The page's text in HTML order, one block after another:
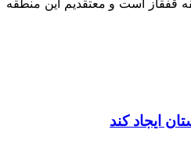
قفقاز است و معتقدیم این منطقه
ایجاد کند